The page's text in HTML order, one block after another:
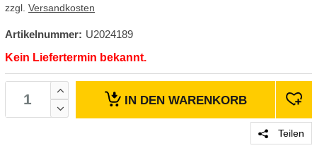
zzgl. Versandkosten
Artikelnummer: U2024189
Kein Liefertermin bekannt.
IN DEN WARENKORB
Teilen